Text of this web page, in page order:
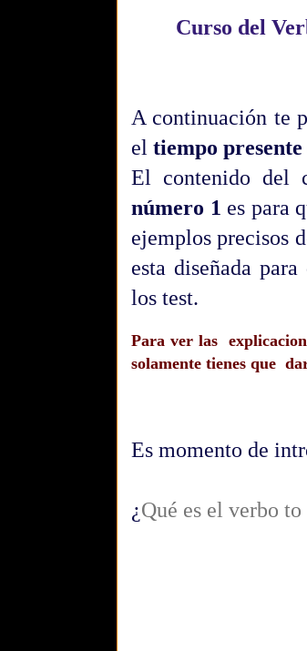
Curso del
A continuación te
el tiempo
El contenido del
número 1 es para
ejemplos precisos
esta diseñada
los test.
Para ver las
solamente tienes que
Es momento de
¿Qué es el verbo to